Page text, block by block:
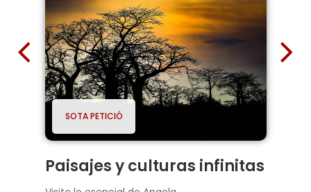
SOTA PETICIÓ
Paisajes y culturas infinitas